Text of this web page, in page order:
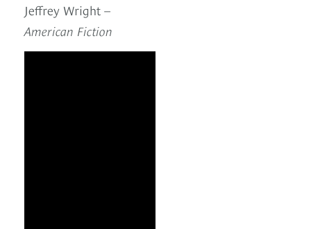
Jeffrey Wright –
American Fiction